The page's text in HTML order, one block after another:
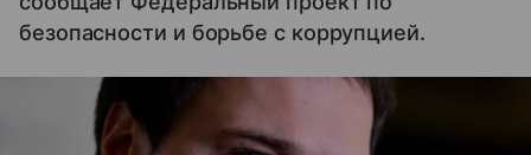
безопасности и борьбе с коррупцией.